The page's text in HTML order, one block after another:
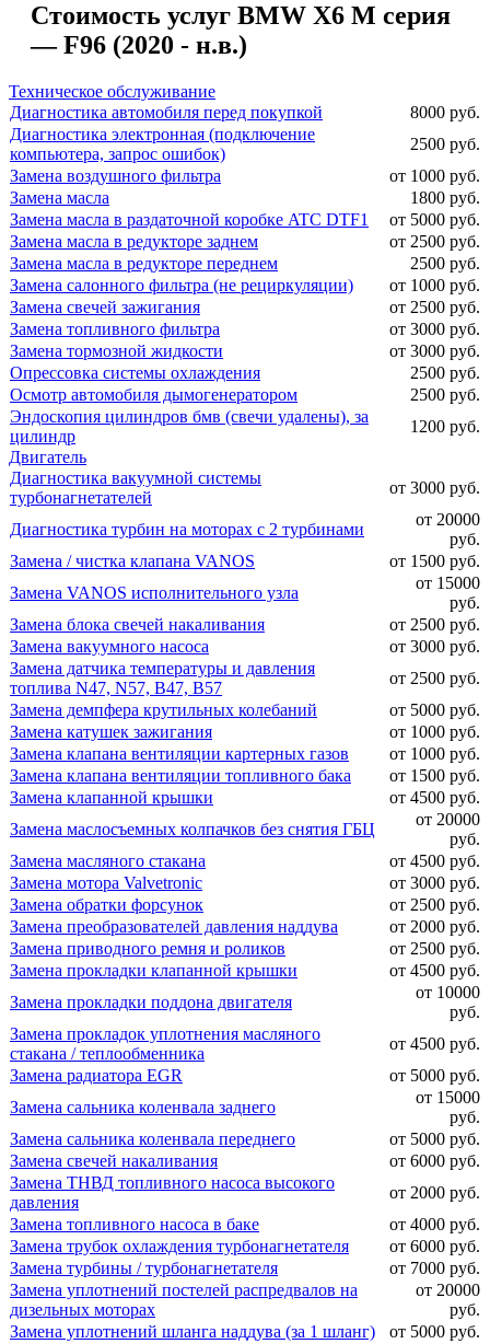
Стоимость услуг BMW X6 M серия
— F96 (2020 - н.в.)
Техническое обслуживание
Диагностика автомобиля перед покупкой
8000 руб.
Диагностика электронная (подключение
компьютера, запрос ошибок)
2500 руб.
Замена воздушного фильтра
от 1000 руб.
Замена масла
1800 руб.
Замена масла в раздаточной коробке ATC DTF1
от 5000 руб.
Замена масла в редукторе заднем
от 2500 руб.
Замена масла в редукторе переднем
2500 руб.
Замена салонного фильтра (не рециркуляции)
от 1000 руб.
Замена свечей зажигания
от 2500 руб.
Замена топливного фильтра
от 3000 руб.
Замена тормозной жидкости
от 3000 руб.
Опрессовка системы охлаждения
2500 руб.
Осмотр автомобиля дымогенератором
2500 руб.
Эндоскопия цилиндров бмв (свечи удалены), за
цилиндр
1200 руб.
Двигатель
Диагностика вакуумной системы
турбонагнетателей
от 3000 руб.
Диагностика турбин на моторах с 2 турбинами
от 20000
руб.
Замена / чистка клапана VANOS
от 1500 руб.
Замена VANOS исполнительного узла
от 15000
руб.
Замена блока свечей накаливания
от 2500 руб.
Замена вакуумного насоса
от 3000 руб.
Замена датчика температуры и давления
топлива N47, N57, B47, B57
от 2500 руб.
Замена демпфера крутильных колебаний
от 5000 руб.
Замена катушек зажигания
от 1000 руб.
Замена клапана вентиляции картерных газов
от 1000 руб.
Замена клапана вентиляции топливного бака
от 1500 руб.
Замена клапанной крышки
от 4500 руб.
Замена маслосъемных колпачков без снятия ГБЦ
от 20000
руб.
Замена масляного стакана
от 4500 руб.
Замена мотора Valvetronic
от 3000 руб.
Замена обратки форсунок
от 2500 руб.
Замена преобразователей давления наддува
от 2000 руб.
Замена приводного ремня и роликов
от 2500 руб.
Замена прокладки клапанной крышки
от 4500 руб.
Замена прокладки поддона двигателя
от 10000
руб.
Замена прокладок уплотнения масляного
стакана / теплообменника
от 4500 руб.
Замена радиатора EGR
от 5000 руб.
Замена сальника коленвала заднего
от 15000
руб.
Замена сальника коленвала переднего
от 5000 руб.
Замена свечей накаливания
от 6000 руб.
Замена ТНВД топливного насоса высокого
давления
от 2000 руб.
Замена топливного насоса в баке
от 4000 руб.
Замена трубок охлаждения турбонагнетателя
от 6000 руб.
Замена турбины / турбонагнетателя
от 7000 руб.
Замена уплотнений постелей распредвалов на
дизельных моторах
от 20000
руб.
Замена уплотнений шланга наддува (за 1 шланг)
от 5000 руб.